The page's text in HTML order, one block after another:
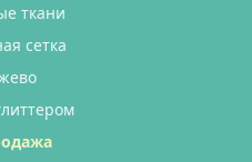
ткани
сетка